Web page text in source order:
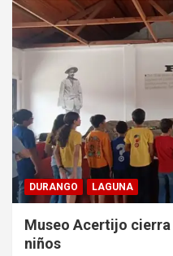
DURANGO LAGUNA
Museo Acertijo
niños